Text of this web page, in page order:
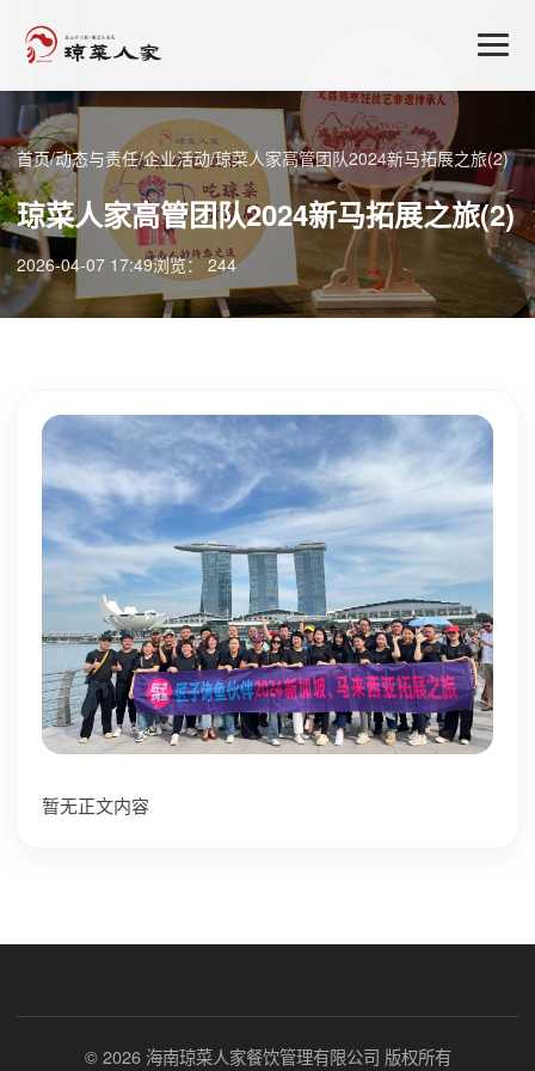
首页/动态与责任/企业活动/琼菜人家高管团队2024新马拓展之旅(2)
琼菜人家高管团队2024新马拓展之旅(2)
2026-04-07 17:49浏览： 244
暂无正文内容
© 2026 海南琼菜人家餐饮管理有限公司 版权所有